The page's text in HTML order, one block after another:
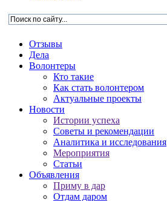
Отзывы
Дела
Волонтеры
Кто такие
Как стать волонтером
Актуальные проекты
Новости
Истории успеха
Советы и рекомендации
Аналитика и исследования
Мероприятия
Статьи
Объявления
Приму в дар
Отдам даром